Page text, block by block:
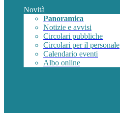
Novità
Panoramica
Notizie e avvisi
Circolari pubbliche
Circolari per il personale
Calendario eventi
Albo online